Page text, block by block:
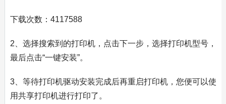
下载次数：4117588
2、选择搜索到的打印机，点击下一步，选择打印机型号，
最后点击“一键安装”。
3、等待打印机驱动安装完成后再重启打印机，您便可以使
用共享打印机进行打印了。